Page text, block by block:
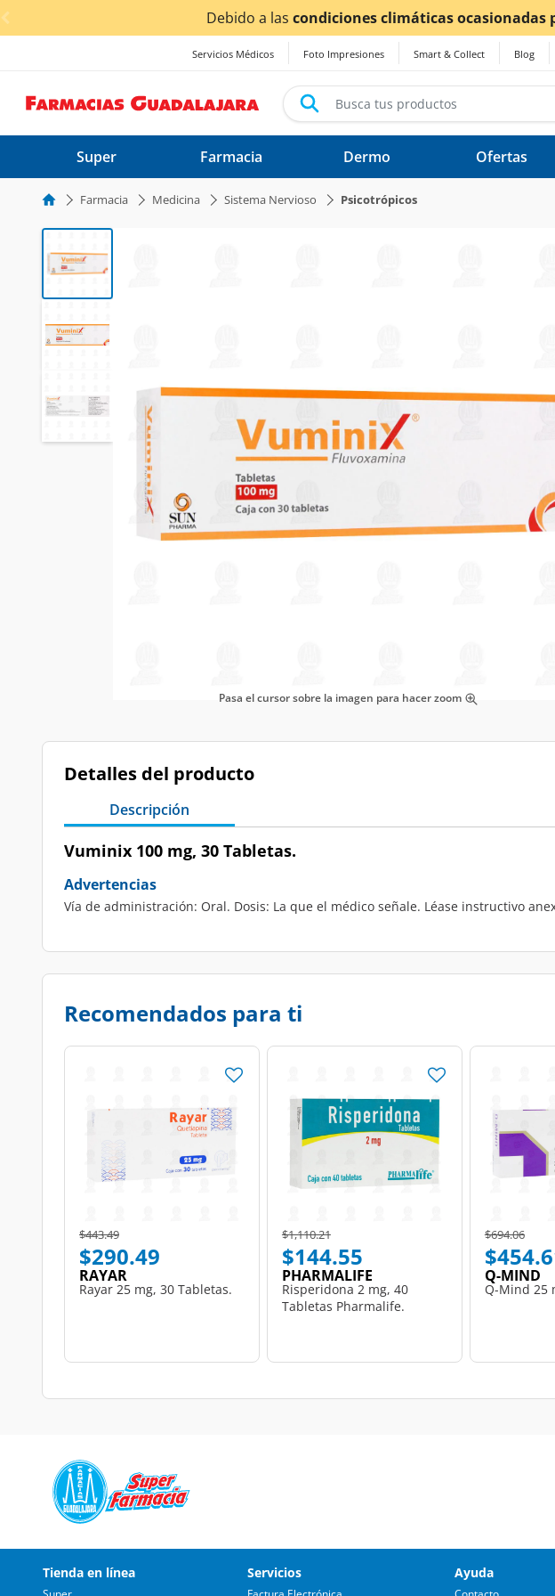
< div class="carousel-inner">
por las lluvias, los tiempos de entregapodrían verse afectados.
Servicios Médicos Foto Impresiones Smart & Collect Blog
Super Farmacia Dermo Ofertas
Farmacia Medicina Sistema Nervioso Psicotrópicos
Pasa el cursor sobre la imagen para hacer zoom
Detalles del producto
Descripción
Vuminix 100 mg, 30 Tabletas.
Advertencias
Vía de administración: Oral. Dosis: La que el médico señale. Léase instructivo
Recomendados para ti
Price reduced from
$443.49to
$290.49
RAYAR
Rayar 25 mg, 30 Tabletas.
Price reduced from
$1,110.21to
$144.55
PHARMALIFE
Risperidona 2 mg, 40
Tabletas Pharmalife.
Price reduced
$694.06to
Q-MIND
Q-Mind 25
Tienda en línea Servicios Ayuda